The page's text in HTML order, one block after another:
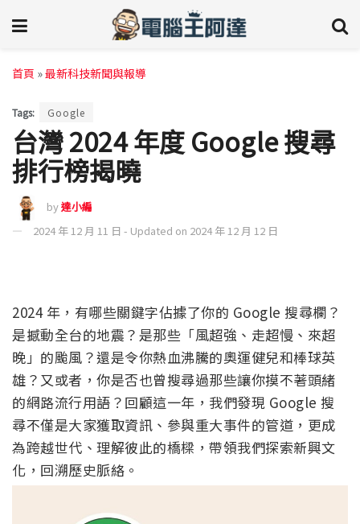
首頁 »最新科技新聞與報導
Tags: Google
台灣 2024 年度 Google 搜尋
排行榜揭曉
by達小編
2024 年 12 月 11 日 - Updated on 2024 年 12 月 12 日
2024 年，有哪些關鍵字佔據了你的 Google 搜尋欄？
是撼動全台的地震？是那些「風超強、走超慢、來超
晚」 的颱風？還是令你熱血沸騰的奧運健兒和棒球英
雄？又或者， 你是否也曾搜尋過那些讓你摸不著頭緒
的網路流行用語？ 回顧這一年，我們發現 Google 搜
尋不僅是大家獲取資訊、參與重大事件的管道，更成
為跨越世代、 理解彼此的橋樑，帶領我們探索新興文
化，回溯歷史脈絡。